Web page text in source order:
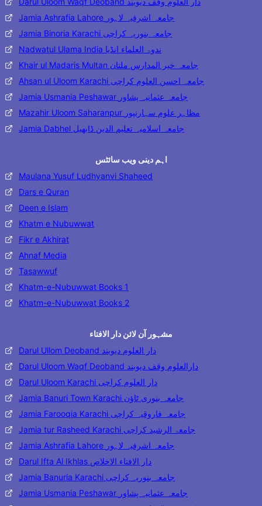
Jamia Ashrafia Lahore جامعہ اشرفیہ لاہور
Jamia Binoria Karachi جامعہ بنوریہ کراچی
Nadwatul Ulama India ندوۃ العلماء انڈیا
Khair ul Madaris Multan جامعہ خیر المدارس ملتان
Ahsan ul Uloom Karachi جامعہ احسن العلوم کراچی
Jamia Usmania Peshawar جامعہ عثمانیہ پشاور
Mazahir Uloom Saharanpur مظاہر علوم سہارنپور
Jamia Dabhel جامعہ اسلامیہ تعلیم الدین ڈابھیل
اہم دینی ویب سائٹس
Maulana Yusuf Ludhyanvi Shaheed
Dars e Quran
Deen e Islam
Khatm e Nubuwwat
Fikr e Akhirat
Ahnaf Media
Tasawwuf
Khatm-e-Nubuwwat Books 1
Khatm-e-Nubuwwat Books 2
مشہور آن لائن دار الافتاء
Darul Ullom Deoband دار العلوم دیوبند
Darul Uloom Waqf Deoband دارالعلوم وقف دیوبند
Darul Uloom Karachi دار العلوم کراچی
Jamia Banuri Town Karachi جامعہ بنوری ٹاؤن
Jamia Farooqia Karachi جامعہ فاروقیہ کراچی
Jamia tur Rasheed Karachi جامعۃ الرشید کراچی
Jamia Ashrafia Lahore جامعہ اشرفیہ لاہور
Darul Ifta Al Ikhlas دار الافتاء الاخلاص
Jamia Banuria Karachi جامعہ بنوریہ کراچی
Jamia Usmania Peshawar جامعہ عثمانیہ پشاور